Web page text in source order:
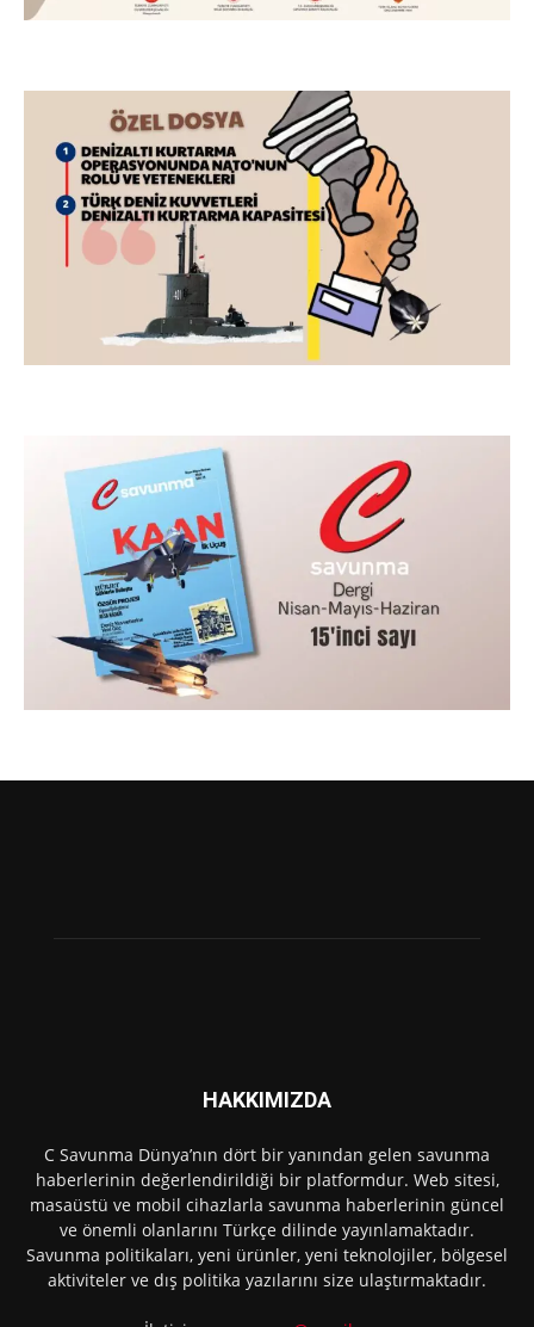
HAKKIMIZDA
C Savunma Dünya’nın dört bir yanından gelen savunma
haberlerinin değerlendirildiği bir platformdur. Web sitesi,
masaüstü ve mobil cihazlarla savunma haberlerinin güncel
ve önemli olanlarını Türkçe dilinde yayınlamaktadır.
Savunma politikaları, yeni ürünler, yeni teknolojiler, bölgesel
aktiviteler ve dış politika yazılarını size ulaştırmaktadır.